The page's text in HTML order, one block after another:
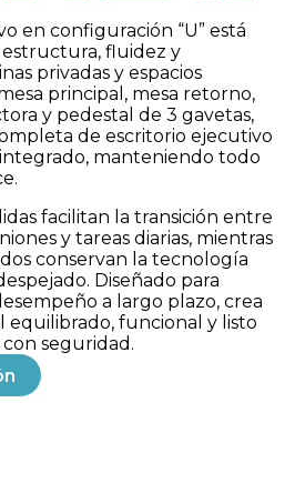
en configuración “U” está
fluidez y
privadas y espacios
principal, mesa retorno,
y pedestal de 3 gavetas,
de escritorio ejecutivo
manteniendo todo
facilitan la transición entre
y tareas diarias, mientras
conservan la tecnología
Diseñado para
a largo plazo, crea
equilibrado, funcional y listo
seguridad.